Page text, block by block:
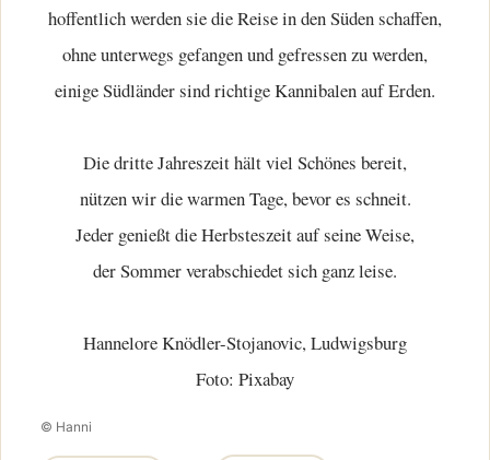
hoffentlich werden sie die Reise in den Süden schaffen,
ohne unterwegs gefangen und gefressen zu werden,
einige Südländer sind richtige Kannibalen auf Erden.
Die dritte Jahreszeit hält viel Schönes bereit,
nützen wir die warmen Tage, bevor es schneit.
Jeder genießt die Herbsteszeit auf seine Weise,
der Sommer verabschiedet sich ganz leise.
Hannelore Knödler-Stojanovic, Ludwigsburg
Foto: Pixabay
© Hanni